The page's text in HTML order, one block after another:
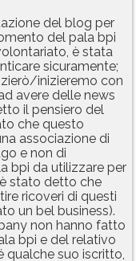
del blog per
del pala bpi
è stata
sicuramente;
inizieremo con
avere delle news
il pensiero del
che questo
associazione di
e non di
bpi da utilizzare per
stato detto che
ricoveri di questi
un bel business).
non hanno fatto
bpi e del relativo
qualche suo iscritto,